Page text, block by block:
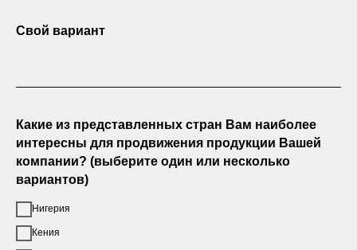
Свой вариант
Какие из представленных стран Вам наиболее
интересны для продвижения продукции Вашей
компании? (выберите один или несколько
вариантов)
Нигерия
Кения